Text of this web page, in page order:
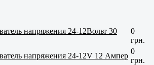
напряжения 24-12Вольт 30
0
грн.
напряжения 24-12V 12 Ампер
0
грн.